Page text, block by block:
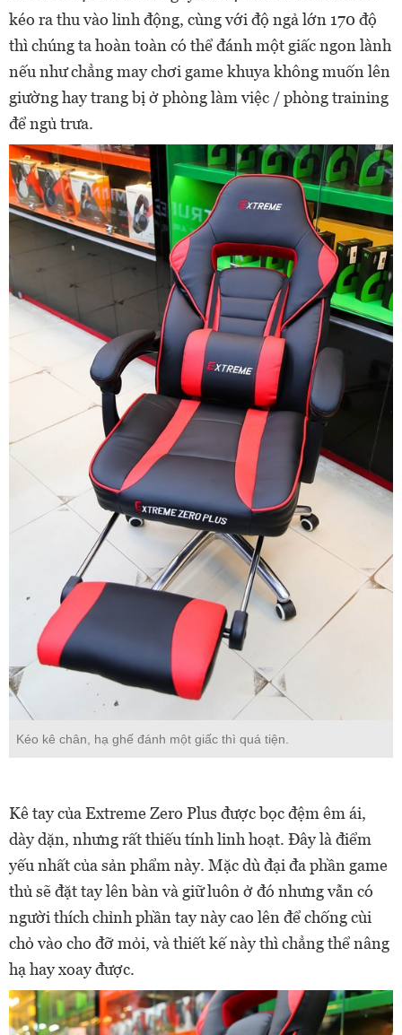
kéo ra thu vào linh động, cùng với độ ngả lớn 170 độ
thì chúng ta hoàn toàn có thể đánh một giấc ngon lành
nếu như chẳng may chơi game khuya không muốn lên
giường hay trang bị ở phòng làm việc / phòng training
để ngủ trưa.
Kéo kê chân, hạ ghế đánh một giấc thì quá tiện.
Kê tay của Extreme Zero Plus được bọc đệm êm ái,
dày dặn, nhưng rất thiếu tính linh hoạt. Đây là điểm
yếu nhất của sản phẩm này. Mặc dù đại đa phần game
thủ sẽ đặt tay lên bàn và giữ luôn ở đó nhưng vẫn có
người thích chỉnh phần tay này cao lên để chống cùi
chỏ vào cho đỡ mỏi, và thiết kế này thì chẳng thể nâng
hạ hay xoay được.